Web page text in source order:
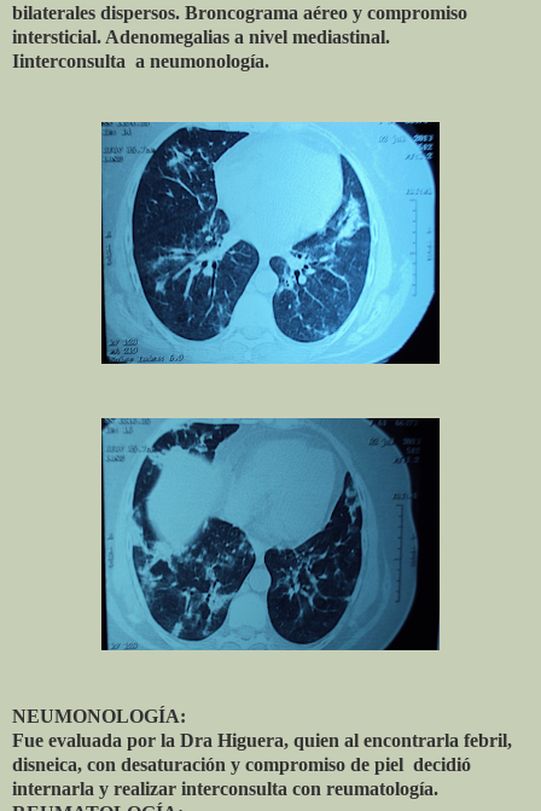
bilaterales dispersos. Broncograma aéreo y compromiso
intersticial. Adenomegalias a nivel mediastinal.
Iinterconsulta a neumonología.
NEUMONOLOGÍA:
Fue evaluada por la Dra Higuera, quien al encontrarla febril,
disneica, con desaturación y compromiso de piel decidió
internarla y realizar interconsulta con reumatología.